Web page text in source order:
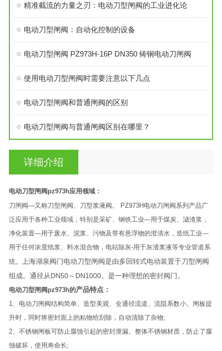
精准截流的力量之刃：电动刀型闸阀的工业进化论
电动刀型闸阀：自动化控制的设备
电动刀型闸阀 PZ973H-16P DN350 铸钢电动刀闸阀
使用电动刀型闸阀时需要注意以下几点
电动刀型闸阀和普通闸阀的区别
电动刀型闸阀与普通闸阀区别在哪里？
详细介绍
电动刀型闸阀pz973h应用领域：
刀闸阀—又称刀型闸阀、刀型浆液阀。
PZ973H电动刀闸阀系列产品广
泛应用于各种工业领域，特别是采矿、钢铁工业­—用于煤炭、滤渣浆，
净化装置—用于废水、泥浆、污物及带有悬浮物的澄清水，造纸工业—
用于任何浓度纸浆、料水混合物，电站除灰-用于灰渣浆液等专业管道系
统。
上海湖泉阀门电动刀型闸阀是由多回转式电动装置于刀型闸阀
组成。通径从DN50～DN1000。是一种理想的密封阀门。
电动刀型闸阀pz973h的产品特点：
1、电动刀闸阀结构简单、造型美观、全通径流道、流阻系数小。闸板提
升时，同时将密封面上的粘物给刮除，自动清除了杂物;
2、不锈钢闸板可防止腐蚀引起的密封泄漏。整体不锈钢材质，防止了腐
蚀破坏，使用寿命长;